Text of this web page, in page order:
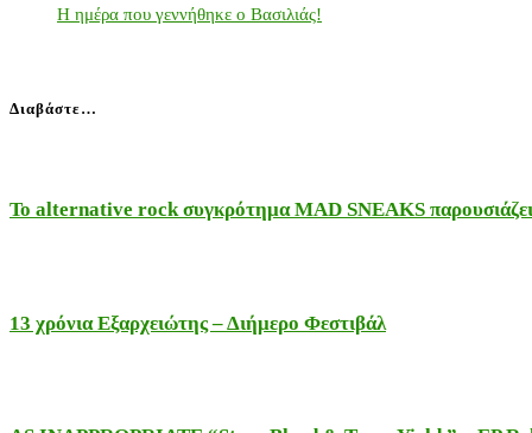
Η ημέρα που γεννήθηκε ο Βασιλιάς!
Διαβάστε…
Το alternative rock συγκρότημα MAD SNEAKS
13 χρόνια Εξαρχειώτης – Διήμερο Φεστιβάλ